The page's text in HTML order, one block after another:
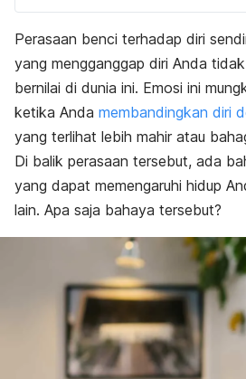
Perasaan benci terhadap diri
yang mengganggap diri Anda
bernilai di dunia ini. Emosi ini
ketika Anda membandingkan diri
yang terlihat lebih mahir atau
Di balik perasaan tersebut, ada
yang dapat memengaruhi hidup
lain. Apa saja bahaya tersebut?